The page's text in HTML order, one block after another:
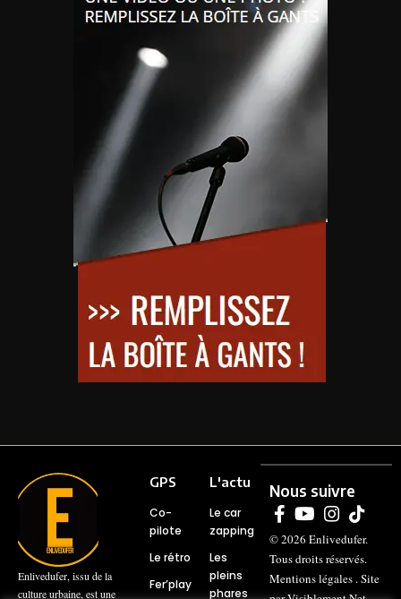
Enlivedufer, issu de la
culture urbaine, est une
GPS
Co-
pilote
Le rétro
Fer’play
L'actu
Le car
zapping
Les
pleins
phares
Nous suivre
© 2026Enlivedufer.
Tous droits réservés.
Mentions légales . Site